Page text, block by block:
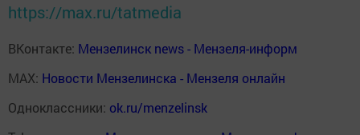
https://max.ru/tatmedia
ВКонтакте: Мензелинск news - Мензеля-информ
MAX: Новости Мензелинска - Мензеля онлайн
Одноклассники: ok.ru/menzelinsk